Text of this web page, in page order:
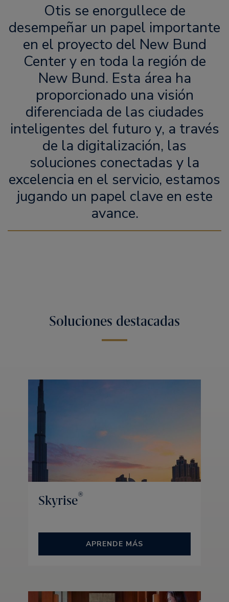
Otis se enorgullece de
desempeñar un papel importante
en el proyecto del New Bund
Center y en toda la región de
New Bund. Esta área ha
proporcionado una visión
diferenciada de las ciudades
inteligentes del futuro y, a través
de la digitalización, las
soluciones conectadas y la
excelencia en el servicio, estamos
jugando un papel clave en este
avance.
Soluciones destacadas
Skyrise®
APRENDE MÁS